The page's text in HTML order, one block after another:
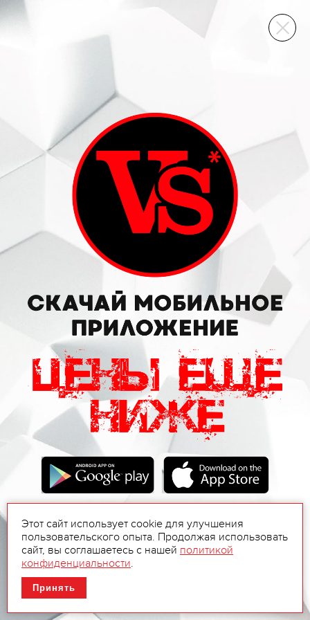
ВИННЫЙ СКЛАД
Этот сайт использует cookie для улучшения
пользовательского опыта. Продолжая использовать
сайт, вы соглашаетесь с нашей политикой
конфиденциальности.
Принять